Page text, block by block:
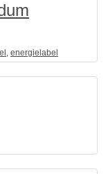
, energielabel